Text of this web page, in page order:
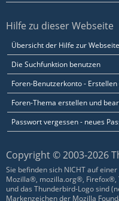
Hilfe zu dieser Webseite
Übersicht der Hilfe zur Webseite
Die Suchfunktion benutzen
Foren-Benutzerkonto -
Foren-Thema erstellen und
Passwort vergessen - neues
Copyright © 2003-2026
Sie befinden sich NICHT auf
Mozilla®, mozilla.org®,
und das Thunderbird-Logo sind
Markenzeichen der Mozilla